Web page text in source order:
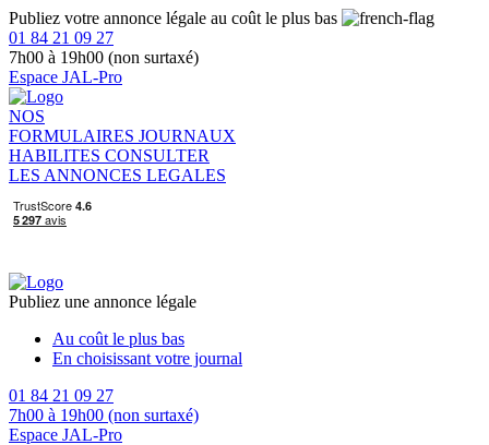
Publiez votre annonce légale au coût le plus bas
01 84 21 09 27
7h00 à 19h00 (non surtaxé)
Espace JAL-Pro
NOS
FORMULAIRES JOURNAUX
HABILITES CONSULTER
LES ANNONCES LEGALES
Publiez une annonce légale
Au coût le plus bas
En choisissant votre journal
01 84 21 09 27
7h00 à 19h00 (non surtaxé)
Espace JAL-Pro